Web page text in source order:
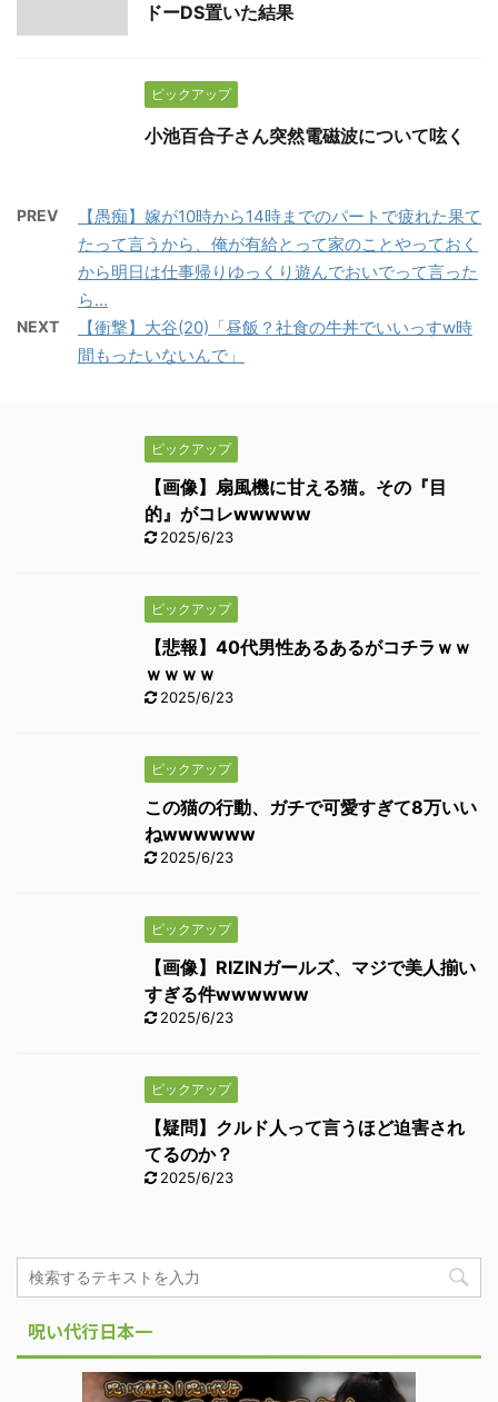
ドーDS置いた結果
ピックアップ
小池百合子さん突然電磁波について呟く
PREV
【愚痴】嫁が10時から14時までのパートで疲れた果て
たって言うから、俺が有給とって家のことやっておく
から明日は仕事帰りゆっくり遊んでおいでって言った
ら…
NEXT
【衝撃】大谷(20)「昼飯？社食の牛丼でいいっすw時
間もったいないんで」
ピックアップ
【画像】扇風機に甘える猫。その『目
的』がコレwwwww
2025/6/23
ピックアップ
【悲報】40代男性あるあるがコチラｗｗ
ｗｗｗｗ
2025/6/23
ピックアップ
この猫の行動、ガチで可愛すぎて8万いい
ねwwwwww
2025/6/23
ピックアップ
【画像】RIZINガールズ、マジで美人揃い
すぎる件wwwwww
2025/6/23
ピックアップ
【疑問】クルド人って言うほど迫害され
てるのか？
2025/6/23
呪い代行日本一